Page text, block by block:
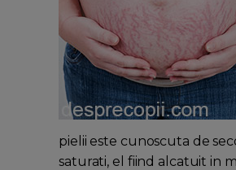
pielii este cunoscuta de
saturati, el fiind alcatuit in